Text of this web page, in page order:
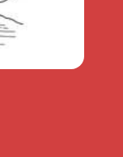
coups de